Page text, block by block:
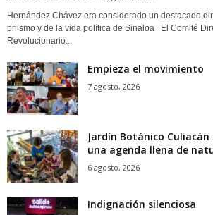
Hernández Chávez era considerado un destacado
priismo y de la vida política de Sinaloa El Comité
Revolucionario...
Empieza el movimiento
7 agosto, 2026
Jardín Botánico
una agenda llena de
6 agosto, 2026
Indignación silenciosa